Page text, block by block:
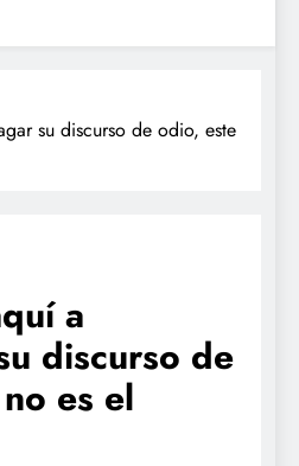
su discurso de odio, este
a
discurso de
es el